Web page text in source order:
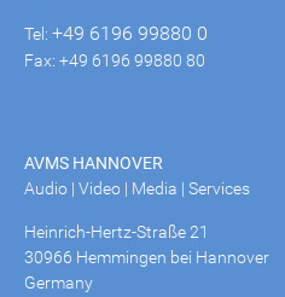
Tel: +49 6196 99880 0
Fax: +49 6196 99880 80
AVMS HANNOVER
Audio | Video | Media | Services
Heinrich-Hertz-Straße 21
30966 Hemmingen bei Hannover
Germany